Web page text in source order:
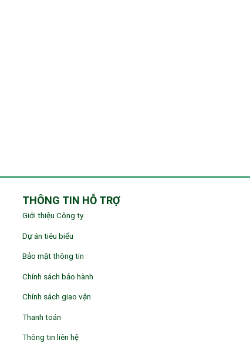
THÔNG TIN HỖ TRỢ
Giới thiệu Công ty
Dự án tiêu biểu
Bảo mật thông tin
Chính sách bảo hành
Chính sách giao vận
Thanh toán
Thông tin liên hệ